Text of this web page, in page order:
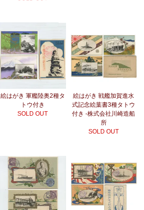
絵はがき 軍艦陸奥2種タ
トウ付き
SOLD OUT
絵はがき 戦艦加賀進水
式記念絵葉書3種タトウ
付き -株式会社川崎造船
所
SOLD OUT